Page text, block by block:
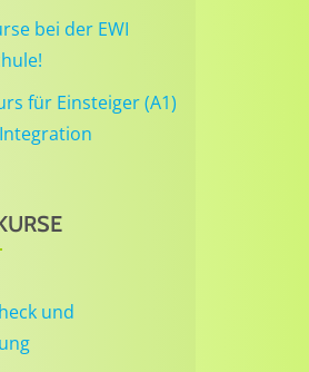
bei der EWI
für Einsteiger (A1)
und